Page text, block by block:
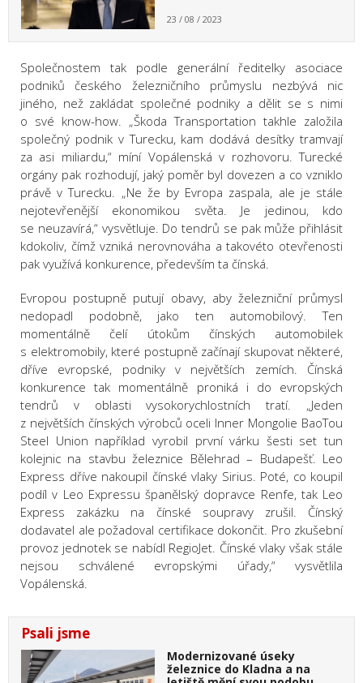
23 / 08 / 2023
Společnostem tak podle generální ředitelky asociace
podniků českého železničního průmyslu nezbývá nic
jiného, než zakládat společné podniky a dělit se s nimi
o své know-how. „Škoda Transportation takhle založila
společný podnik v Turecku, kam dodává desítky tramvají
za asi miliardu,“ míní Vopálenská v rozhovoru. Turecké
orgány pak rozhodují, jaký poměr byl dovezen a co vzniklo
právě v Turecku. „Ne že by Evropa zaspala, ale je stále
nejotevřenější ekonomikou světa. Je jedinou, kdo
se neuzavírá,“ vysvětluje. Do tendrů se pak může přihlásit
kdokoliv, čímž vzniká nerovnováha a takovéto otevřenosti
pak využívá konkurence, především ta čínská.
Evropou postupně putují obavy, aby železniční průmysl
nedopadl podobně, jako ten automobilový. Ten
momentálně čelí útokům čínských automobilek
s elektromobily, které postupně začínají skupovat některé,
dříve evropské, podniky v největších zemích. Čínská
konkurence tak momentálně proniká i do evropských
tendrů v oblasti vysokorychlostních tratí. „Jeden
z největších čínských výrobců oceli Inner Mongolie BaoTou
Steel Union například vyrobil první várku šesti set tun
kolejnic na stavbu železnice Bělehrad – Budapešť. Leo
Express dříve nakoupil čínské vlaky Sirius. Poté, co koupil
podíl v Leo Expressu španělský dopravce Renfe, tak Leo
Express zakázku na čínské soupravy zrušil. Čínský
dodavatel ale požadoval certifikace dokončit. Pro zkušební
provoz jednotek se nabídl RegioJet. Čínské vlaky však stále
nejsou schválené evropskými úřady,“ vysvětlila
Vopálenská.
Psali jsme
Modernizované úseky
železnice do Kladna a na